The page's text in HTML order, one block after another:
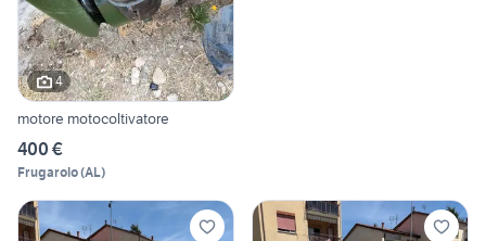
4
motore motocoltivatore
400 €
Frugarolo(AL)